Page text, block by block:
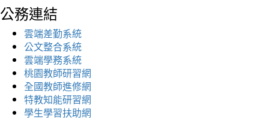
公務連結
雲端差勤系統
公文整合系統
雲端學務系統
桃園教師研習網
全國教師進修網
特教知能研習網
學生學習扶助網